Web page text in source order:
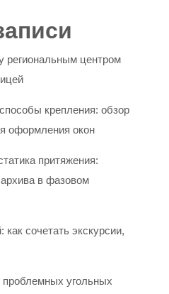
региональным центром
крепления: обзор
оформления окон
притяжения:
архива в фазовом
сочетать экскурсии,
проблемных угольных